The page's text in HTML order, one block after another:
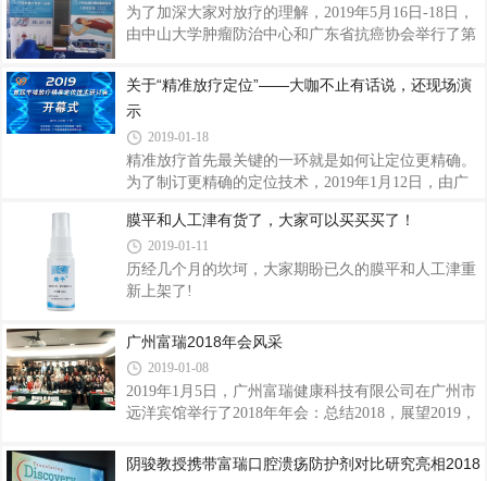
为了加深大家对放疗的理解，2019年5月16日-18日，
由中山大学肿瘤防治中心和广东省抗癌协会举行了第
验的肿瘤放射治疗及新技术”，目的是从基础，探索
广州富瑞健康科技有限公司出席了此次会议。
关于“精准放疗定位”——大咖不止有话说，还现场演
示
2019-01-18
精准放疗首先最关键的一环就是如何让定位更精确。
为了制订更精确的定位技术，2019年1月12日，由广
限公司(以下简称为“广州富瑞”)承办的首届羊城放疗
精准定位技术研讨会于广州医科大学附属第一医院16
楼学术会议室如期举行，来自国内放疗领域的专家莅
临本次学术研讨会。
膜平和人工津有货了，大家可以买买买了！
2019-01-11
历经几个月的坎坷，大家期盼已久的膜平和人工津重
新上架了!
广州富瑞2018年会风采
2019-01-08
2019年1月5日，广州富瑞健康科技有限公司在广州市
远洋宾馆举行了2018年年会：总结2018，展望2019，
阴骏教授携带富瑞口腔溃疡防护剂对比研究亮相2018